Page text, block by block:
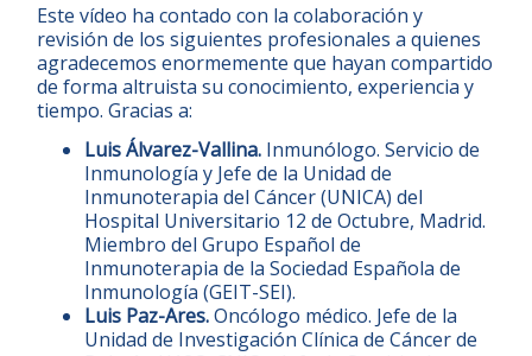
Este vídeo ha contado con la colaboración y
revisión de los siguientes profesionales a quienes
agradecemos enormemente que hayan compartido
de forma altruista su conocimiento, experiencia y
tiempo. Gracias a:
Luis Álvarez-Vallina. Inmunólogo. Servicio de
Inmunología y Jefe de la Unidad de
Inmunoterapia del Cáncer (UNICA) del
Hospital Universitario 12 de Octubre, Madrid.
Miembro del Grupo Español de
Inmunoterapia de la Sociedad Española de
Inmunología (GEIT-SEI).
Luis Paz-Ares.Oncólogo médico. Jefe de la
Unidad de Investigación Clínica de Cáncer de